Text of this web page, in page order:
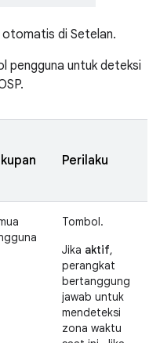
di Setelan.
pengguna untuk deteksi
Perilaku
Tombol.
Jika aktif,
perangkat
bertanggung
jawab untuk
mendeteksi
zona waktu